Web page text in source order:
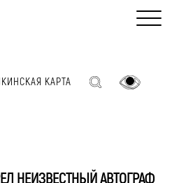
КАРТА
НЕИЗВЕСТНЫЙ АВТОГРАФ